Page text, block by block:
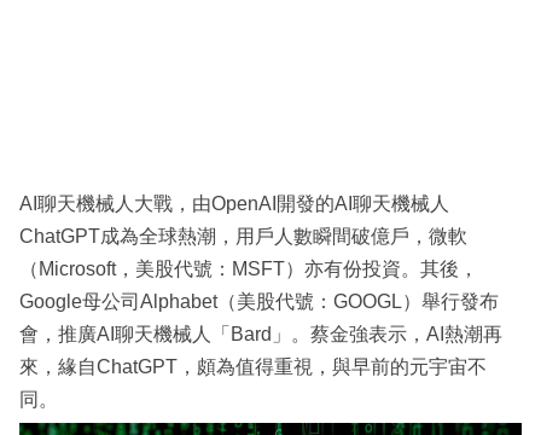
區
AI聊天機械人大戰，由OpenAI開發的AI聊天機械人
ChatGPT成為全球熱潮，用戶人數瞬間破億戶，微軟
（Microsoft，美股代號：MSFT）亦有份投資。其後，
Google母公司Alphabet（美股代號：GOOGL）舉行發布
會，推廣AI聊天機械人「Bard」。蔡金強表示，AI熱潮再
來，緣自ChatGPT，頗為值得重視，與早前的元宇宙不
同。